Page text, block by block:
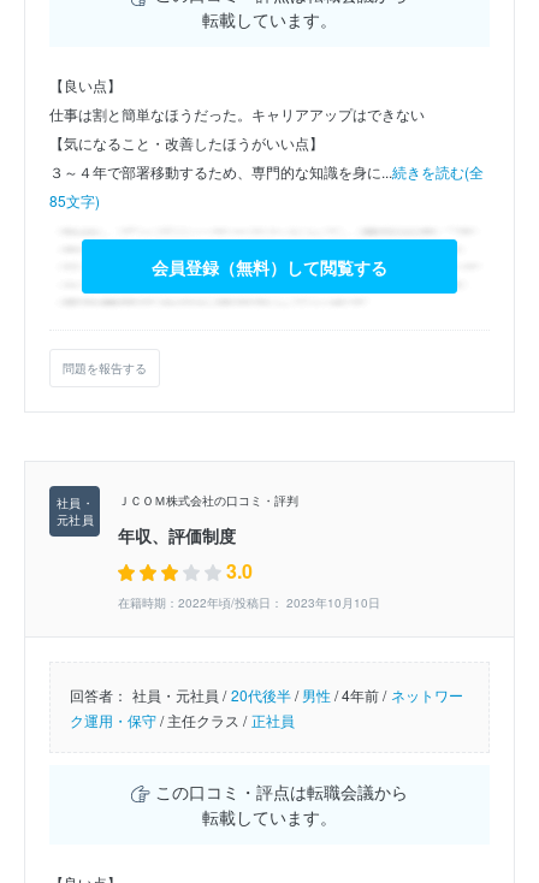
転載しています。
【良い点】
仕事は割と簡単なほうだった。キャリアアップはできない
【気になること・改善したほうがいい点】
３～４年で部署移動するため、専門的な知識を身に...続きを読む(全
85文字)
会員登録（無料）して閲覧する
問題を報告する
ＪＣＯＭ株式会社の口コミ・評判
年収、評価制度
3.0
在籍時期：2022年頃/投稿日： 2023年10月10日
回答者： 社員・元社員 / 20代後半/男性/4年前 / ネットワー
ク運用・保守/主任クラス / 正社員
この口コミ・評点は転職会議から
転載しています。